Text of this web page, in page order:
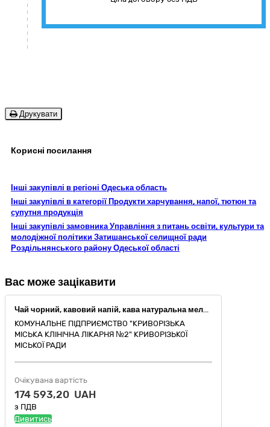
Друкувати
Корисні посилання
Інші закупівлі в регіоні Одеська область
Інші закупівлі в категорії Продукти харчування, напої, тютюн та
супутня продукція
Інші закупівлі замовника Управління з питань освіти, культури та
молодіжної політики Затишанської селищної ради
Роздільнянського району Одеської області
Вас може зацікавити
Чай чорний, кавовий напій, кава натуральна мелена за ДК 021:2015 15860000-4 Кава,чай та супутня продукція
КОМУНАЛЬНЕ ПІДПРИЄМСТВО "КРИВОРІЗЬКА
МІСЬКА КЛІНІЧНА ЛІКАРНЯ №2" КРИВОРІЗЬКОЇ
МІСЬКОЇ РАДИ
Очікувана вартість
174 593,20 UAH
з ПДВ
Дивитись